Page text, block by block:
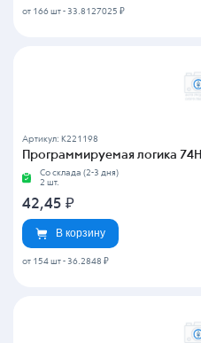
от 166 шт - 33.8127025 ₽
Артикул: K221198
Программируемая логика
Со склада (2-3 дня)
2 шт.
42,45 ₽
В корзину
от 154 шт - 36.2848 ₽